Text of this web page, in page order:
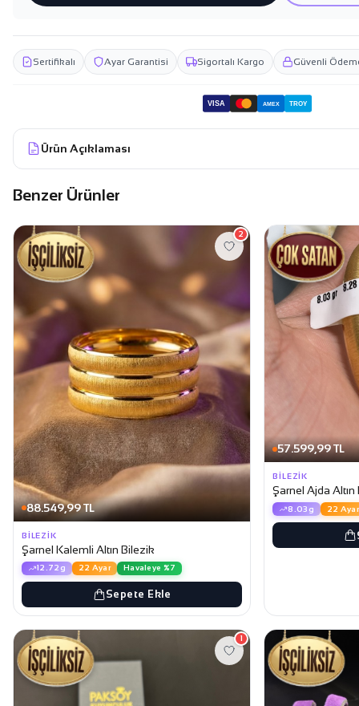
Sertifikalı Ayar Garantisi Sigortalı Kargo Güvenli
VISA AMEX TROY
Ürün Açıklaması
Benzer Ürünler
88.549,99 TL
2
BILEZIK
Şarnel Kalemli Altın Bilezik
12.72g 22 Ayar Havaleye %7
Sepete Ekle
57.599,99 TL
BILEZIK
Şarnel Ajda
8.03g 22 Ayar
1